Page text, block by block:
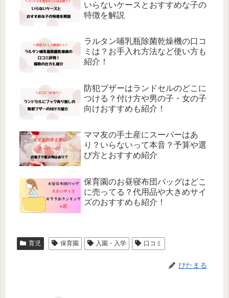
いらないケースとおすすめな子の
特徴を解説
ラルタン哺乳瓶除菌乾燥機の口コ
ミは？お手入れ方法など使い方も
紹介！
防犯ブザーはランドセルのどこに
つける？付け方や男の子・女の子
向けおすすめも紹介！
ママ友の手土産にスーパーはあ
り？いらないって本音？予算や選
び方とおすすめ紹介
保育園のお昼寝布団バッグはどこ
に売ってる？代用品や大きめサイ
ズのおすすめも紹介！
育児 保育園 入園・入学 口コミ
ぴたまる